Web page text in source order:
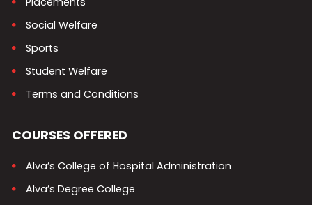
Social Welfare
Sports
Student Welfare
Terms and Conditions
COURSES OFFERED
Alva’s College of Hospital Administration
Alva’s Degree College